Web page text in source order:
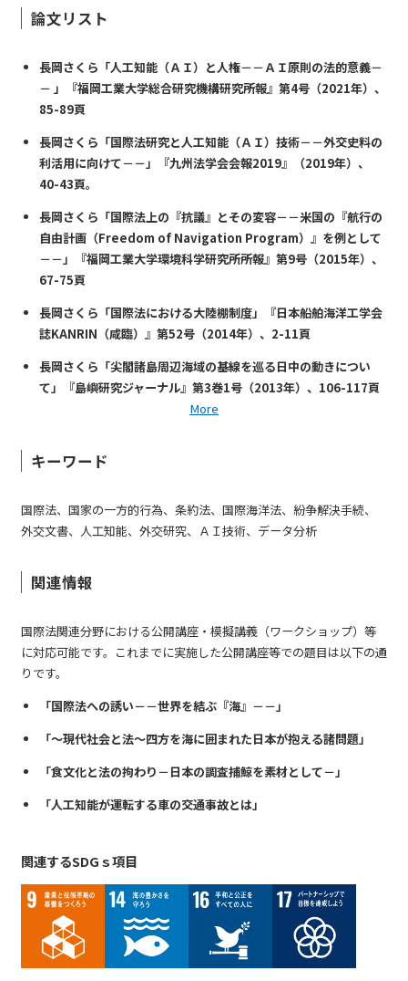
論文リスト
長岡さくら「人工知能（ＡＩ）と人権－－ＡＩ原則の法的意義－
－ 」『福岡工業大学総合研究機構研究所報』第4号（2021年）、
85-89頁
長岡さくら「国際法研究と人工知能（ＡＩ）技術－－外交史料の
利活用に向けて－－」『九州法学会会報2019』（2019年）、
40-43頁。
長岡さくら「国際法上の『抗議』とその変容－－米国の『航行の
自由計画（Freedom of Navigation Program）』を例として
－－」『福岡工業大学環境科学研究所所報』第9号（2015年）、
67-75頁
長岡さくら「国際法における大陸棚制度」『日本船舶海洋工学会
誌KANRIN（咸臨）』第52号（2014年）、2-11頁
長岡さくら「尖閣諸島周辺海域の基線を巡る日中の動きについ
て」『島嶼研究ジャーナル』第3巻1号（2013年）、106-117頁
More
キーワード
国際法、国家の一方的行為、条約法、国際海洋法、紛争解決手続、
外交文書、人工知能、外交研究、ＡＩ技術、データ分析
関連情報
国際法関連分野における公開講座・模擬講義（ワークショップ）等
に対応可能です。これまでに実施した公開講座等での題目は以下の通
りです。
「国際法への誘い－－世界を結ぶ『海』－－」
「〜現代社会と法〜四方を海に囲まれた日本が抱える諸問題」
「食文化と法の拘わり－日本の調査捕鯨を素材として－」
「人工知能が運転する車の交通事故とは」
関連するSDGｓ項目